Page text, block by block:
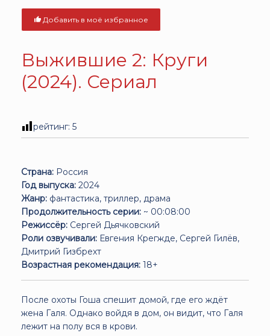
Добавить в моё избранное
Выжившие 2: Круги
(2024). Сериал
рейтинг: 5
Страна: Россия
Год выпуска: 2024
Жанр: фантастика, триллер, драма
Продолжительность серии: ~ 00:08:00
Режиссёр: Сергей Дьячковский
Роли озвучивали: Евгения Крегжде, Сергей Гилёв,
Дмитрий Гизбрехт
Возрастная рекомендация: 18+
После охоты Гоша спешит домой, где его ждёт
жена Галя. Однако войдя в дом, он видит, что Галя
лежит на полу вся в крови.